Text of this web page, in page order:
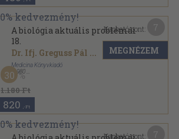
A biológia aktuális problémái
18.
Dr. Ifj. Greguss Pál ...
Medicina Könyvkiadó
, 1980
Fűzött papírkötés
A biológia aktuális problémái sorozat
1.180 Ft
30
820 ,-Ft
Kapható pont:
MEGNÉZEM
Kapható pont: